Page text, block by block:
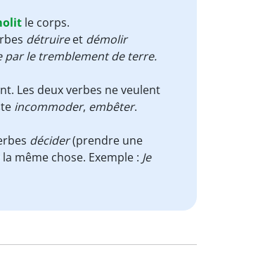
le corps.
détruireet démolir
par le tremblement de terre.
Les deux verbes ne veulent
incommoder, embêter.
décider(prendre une
même chose. Exemple : Je